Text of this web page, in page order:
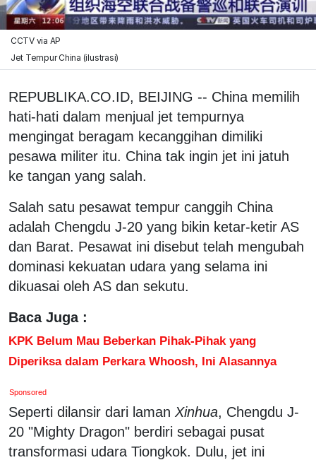
CCTV via AP
Jet Tempur China (ilustrasi)
REPUBLIKA.CO.ID, BEIJING -- China memilih
hati-hati dalam menjual jet tempurnya
mengingat beragam kecanggihan dimiliki
pesawa militer itu. China tak ingin jet ini jatuh
ke tangan yang salah.
Salah satu pesawat tempur canggih China
adalah Chengdu J-20 yang bikin ketar-ketir AS
dan Barat. Pesawat ini disebut telah mengubah
dominasi kekuatan udara yang selama ini
dikuasai oleh AS dan sekutu.
Baca Juga :
KPK Belum Mau Beberkan Pihak-Pihak yang
Diperiksa dalam Perkara Whoosh, Ini Alasannya
Sponsored
Seperti dilansir dari laman Xinhua, Chengdu J-
20 "Mighty Dragon" berdiri sebagai pusat
transformasi udara Tiongkok. Dulu, jet ini